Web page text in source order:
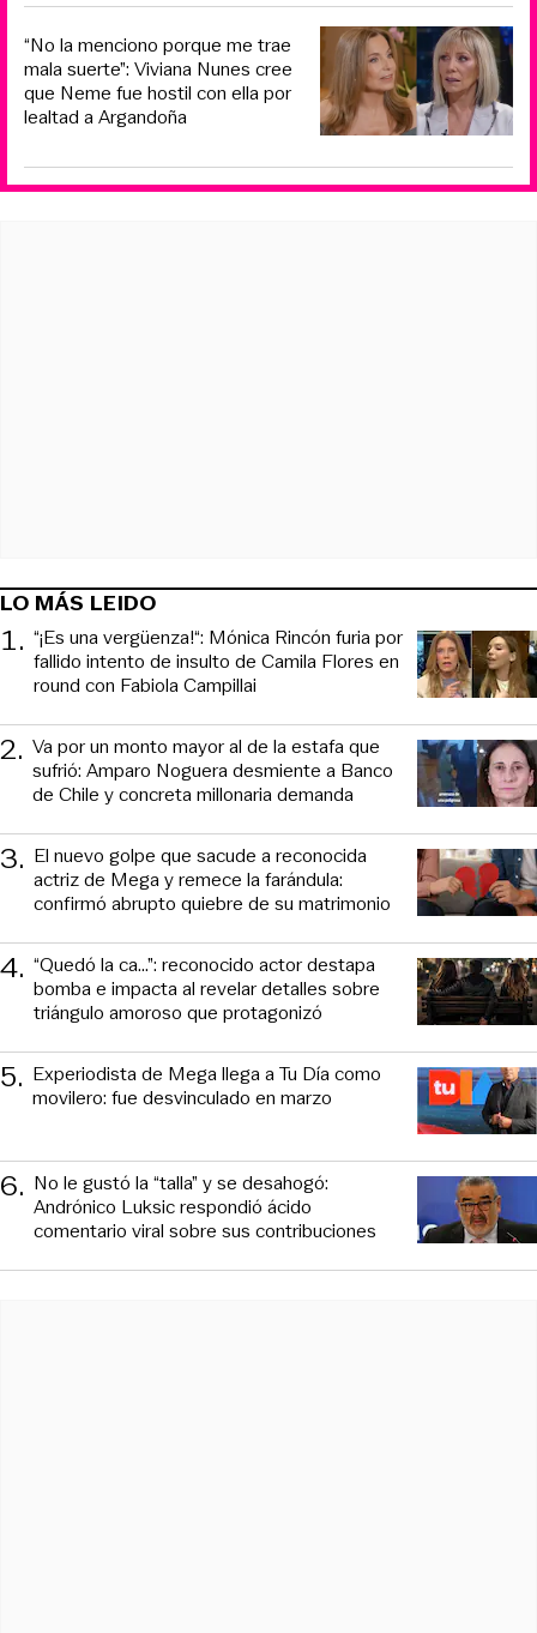
“No la menciono porque me trae
mala suerte”: Viviana Nunes cree
que Neme fue hostil con ella por
lealtad a Argandoña
LO MÁS LEIDO
1. “¡Es una vergüenza!“: Mónica Rincón furia por
fallido intento de insulto de Camila Flores en
round con Fabiola Campillai
2. Va por un monto mayor al de la estafa que
sufrió: Amparo Noguera desmiente a Banco
de Chile y concreta millonaria demanda
3. El nuevo golpe que sacude a reconocida
actriz de Mega y remece la farándula:
confirmó abrupto quiebre de su matrimonio
4. “Quedó la ca...”: reconocido actor destapa
bomba e impacta al revelar detalles sobre
triángulo amoroso que protagonizó
5. Experiodista de Mega llega a Tu Día como
movilero: fue desvinculado en marzo
6. No le gustó la “talla” y se desahogó:
Andrónico Luksic respondió ácido
comentario viral sobre sus contribuciones